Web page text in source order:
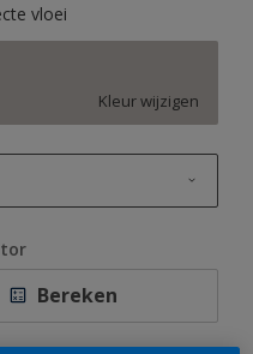
vloei
Kleur wijzigen
Bereken